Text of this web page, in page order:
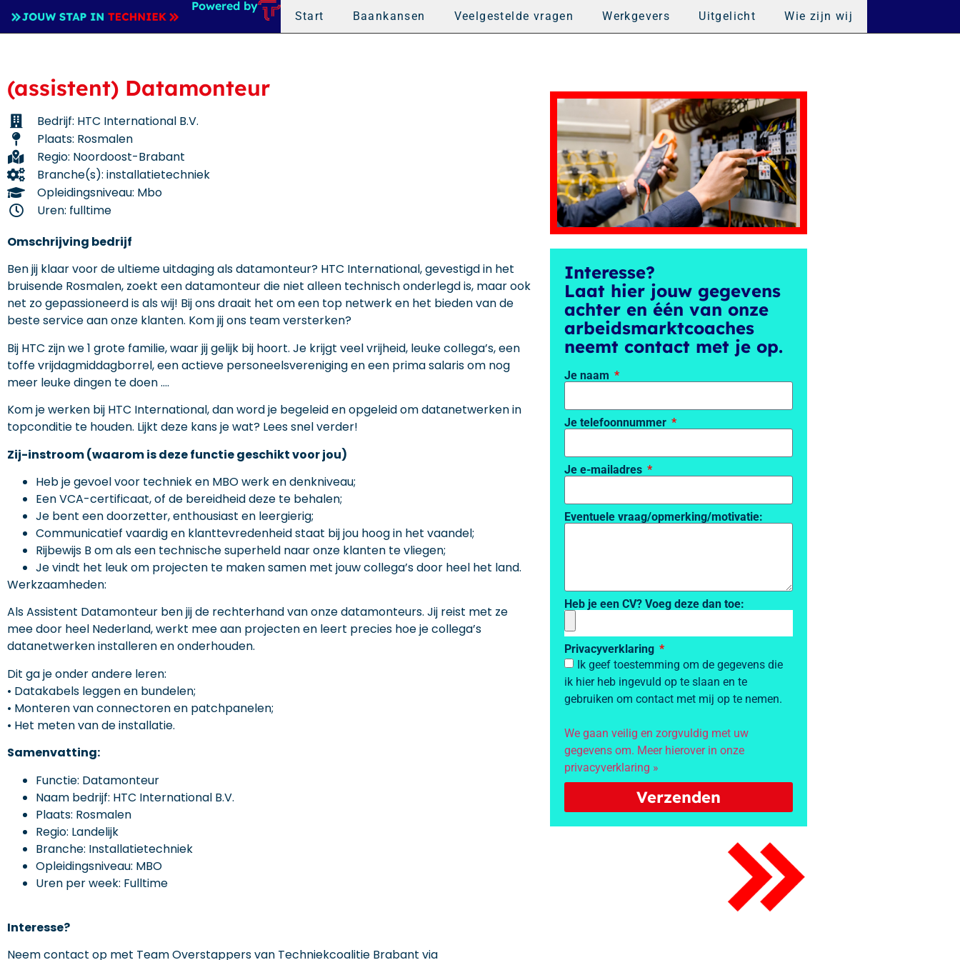
Powered by
Start Baankansen Veelgestelde vragen Werkgevers Uitgelicht Wie zijn wij
(assistent) Datamonteur
Bedrijf: HTC International B.V.
Plaats: Rosmalen
Regio: Noordoost-Brabant
Branche(s): installatietechniek
Opleidingsniveau: Mbo
Uren: fulltime
Omschrijving bedrijf
Ben jij klaar voor de ultieme uitdaging als datamonteur? HTC International, gevestigd in het
bruisende Rosmalen, zoekt een datamonteur die niet alleen technisch onderlegd is, maar ook
net zo gepassioneerd is als wij! Bij ons draait het om een top netwerk en het bieden van de
beste service aan onze klanten. Kom jij ons team versterken?
Bij HTC zijn we 1 grote familie, waar jij gelijk bij hoort. Je krijgt veel vrijheid, leuke collega’s, een
toffe vrijdagmiddagborrel, een actieve personeelsvereniging en een prima salaris om nog
meer leuke dingen te doen ….
Kom je werken bij HTC International, dan word je begeleid en opgeleid om datanetwerken in
topconditie te houden. Lijkt deze kans je wat? Lees snel verder!
Zij-instroom (waarom is deze functie geschikt voor jou)
Heb je gevoel voor techniek en MBO werk en denkniveau;
Een VCA-certificaat, of de bereidheid deze te behalen;
Je bent een doorzetter, enthousiast en leergierig;
Communicatief vaardig en klanttevredenheid staat bij jou hoog in het vaandel;
Rijbewijs B om als een technische superheld naar onze klanten te vliegen;
Je vindt het leuk om projecten te maken samen met jouw collega’s door heel het land.
Werkzaamheden:
Als Assistent Datamonteur ben jij de rechterhand van onze datamonteurs. Jij reist met ze
mee door heel Nederland, werkt mee aan projecten en leert precies hoe je collega’s
datanetwerken installeren en onderhouden.
Dit ga je onder andere leren:
• Datakabels leggen en bundelen;
• Monteren van connectoren en patchpanelen;
• Het meten van de installatie.
Samenvatting:
Functie: Datamonteur
Naam bedrijf: HTC International B.V.
Plaats: Rosmalen
Regio: Landelijk
Branche: Installatietechniek
Opleidingsniveau: MBO
Uren per week: Fulltime
Interesse?
Neem contact op met Team Overstappers van Techniekcoalitie Brabant via
Interesse?
Laat hier jouw gegevens
achter en één van onze
arbeidsmarktcoaches
neemt contact met je op.
Je naam
Je telefoonnummer
Je e-mailadres
Eventuele vraag/opmerking/motivatie:
Heb je een CV? Voeg deze dan toe:
Privacyverklaring
Ik geef toestemming om de gegevens die
ik hier heb ingevuld op te slaan en te
gebruiken om contact met mij op te nemen.
We gaan veilig en zorgvuldig met uw
gegevens om. Meer hierover in onze
privacyverklaring »
Verzenden